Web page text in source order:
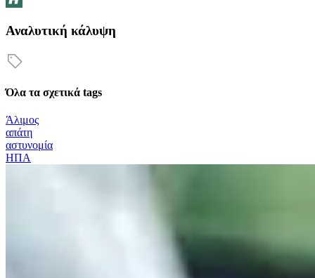
Αναλυτική κάλυψη
Όλα τα σχετικά tags
Άλιμος
απάτη
αστυνομία
ΗΠΑ